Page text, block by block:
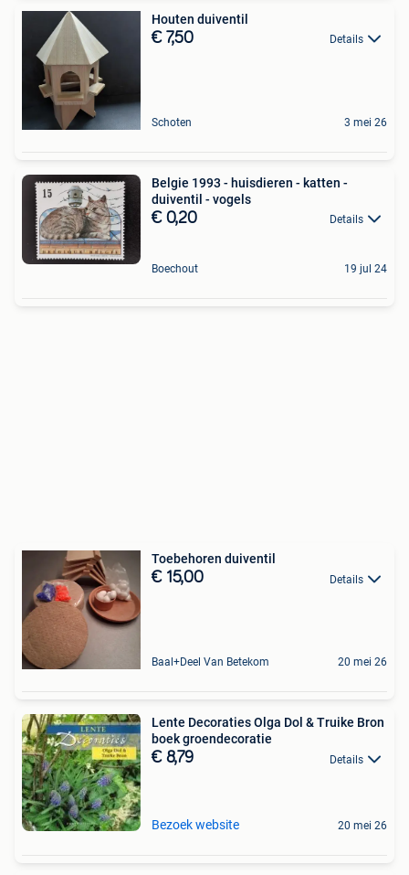
Houten duiventil
€ 7,50 Details
Schoten 3 mei 26
Belgie 1993 - huisdieren - katten -
duiventil - vogels
€ 0,20 Details
Boechout 19 jul 24
Toebehoren duiventil
€ 15,00 Details
Baal+Deel Van Betekom 20 mei 26
Lente Decoraties Olga Dol & Truike Bron
boek groendecoratie
€ 8,79 Details
Bezoek website 20 mei 26